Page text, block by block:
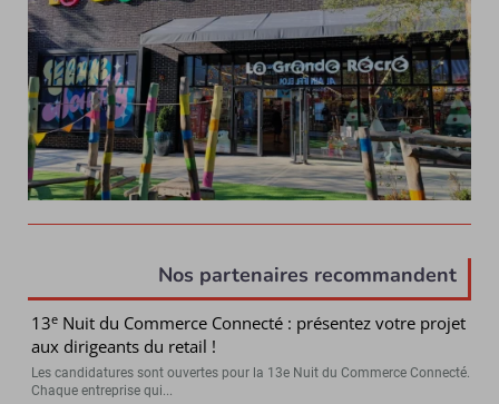
Nos partenaires recommandent
13e Nuit du Commerce Connecté : présentez votre projet
aux dirigeants du retail !
Les candidatures sont ouvertes pour la 13e Nuit du Commerce Connecté.
Chaque entreprise qui...